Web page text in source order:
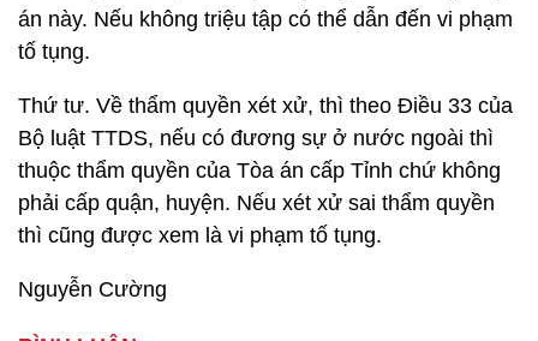
án này. Nếu không triệu tập có thể dẫn đến vi phạm
tố tụng.
Thứ tư. Về thẩm quyền xét xử, thì theo Điều 33 của
Bộ luật TTDS, nếu có đương sự ở nước ngoài thì
thuộc thẩm quyền của Tòa án cấp Tỉnh chứ không
phải cấp quận, huyện. Nếu xét xử sai thẩm quyền
thì cũng được xem là vi phạm tố tụng.
Nguyễn Cường